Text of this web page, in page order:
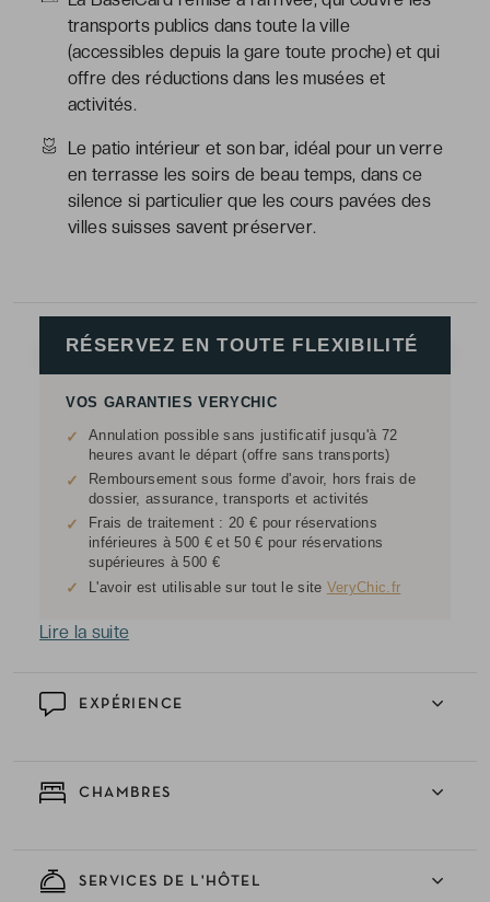
transports publics dans toute la ville
(accessibles depuis la gare toute proche) et qui
offre des réductions dans les musées et
activités.
Le patio intérieur et son bar, idéal pour un verre
en terrasse les soirs de beau temps, dans ce
silence si particulier que les cours pavées des
villes suisses savent préserver.
EXPÉRIENCE
CHAMBRES
SERVICES DE L'HÔTEL
RÉSERVEZ EN TOUTE FLEXIBILITÉ
VOS GARANTIES VERYCHIC
✓
Annulation possible sans justificatif jusqu'à 72
heures avant le départ (offre sans transports)
✓
Remboursement sous forme d'avoir, hors frais de
dossier, assurance, transports et activités
✓
Frais de traitement : 20 € pour réservations
inférieures à 500 € et 50 € pour réservations
supérieures à 500 €
✓ L'avoir est utilisable sur tout le site VeryChic.fr
Lire la suite